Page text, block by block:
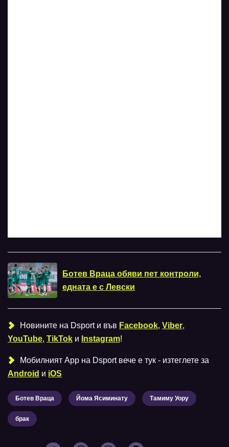
Ботев Враца обяви пет контроли,
едната е с Левски
Новините на Dsport и във Facebook, Viber,
YouTube, TikTok и Instagram!
Мобилният Аpp на Dsport вече е тук - изтеглете за
Android и iOS
Ботев Враца Йома Ясиминату Тамиму Уору
брак